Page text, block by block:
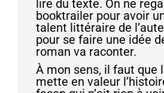
lire du texte. On ne
booktrailer pour avoir
talent littéraire de
pour se faire une idée
roman va raconter.
À mon sens, il faut que
mette en valeur